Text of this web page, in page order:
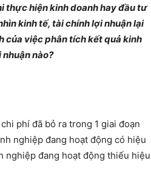
thực hiện kinh doanh hay đầu tư
kinh tế, tài chính lợi nhuận lại
của việc phân tích kết quả kinh
nào?
phí đã bỏ ra trong 1 giai đoạn
nghiệp đang hoạt động có hiệu
nghiệp đang hoạt động thiếu hiệu